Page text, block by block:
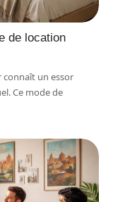
de location
connaît un essor
Ce mode de